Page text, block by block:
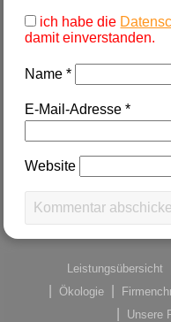
ich habe die
damit einverstanden.
Name*
E-Mail-Adresse*
Website
Leistungsübersicht
Ökologie
Unsere